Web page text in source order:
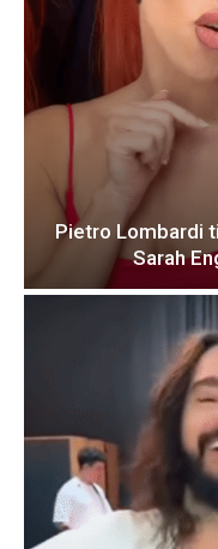
Pietro Lombardi
Sarah